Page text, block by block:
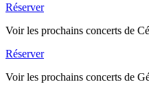
Réserver
Voir les prochains concerts de
Réserver
Voir les prochains concerts de